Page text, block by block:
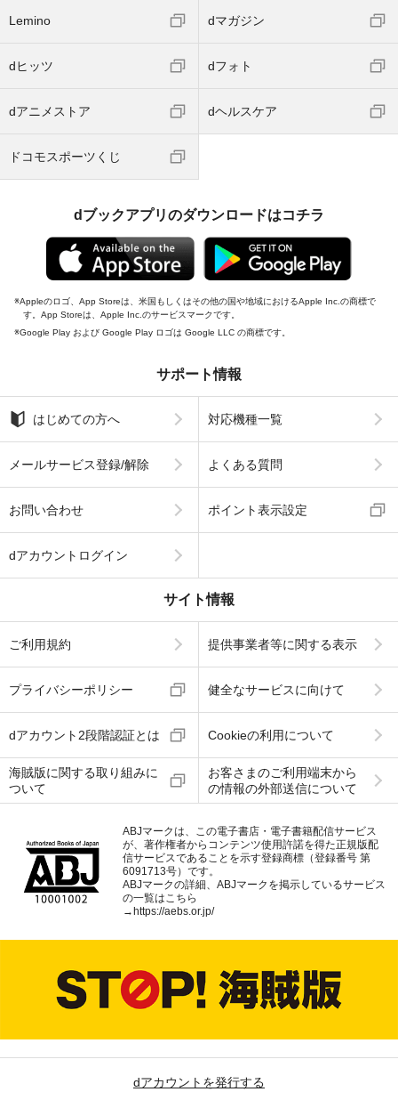
Lemino dマガジン
dヒッツ dフォト
dアニメストア dヘルスケア
ドコモスポーツくじ
dブックアプリのダウンロードはコチラ
Appleのロゴ、App Storeは、米国もしくはその他の国や地域におけるApple Inc.の商標で
す。App Storeは、Apple Inc.のサービスマークです。
Google Play および Google Play ロゴは Google LLC の商標です。
サポート情報
はじめての方へ 対応機種一覧
メールサービス登録/解除 よくある質問
お問い合わせ ポイント表示設定
dアカウントログイン
サイト情報
ご利用規約 提供事業者等に関する表示
プライバシーポリシー 健全なサービスに向けて
dアカウント2段階認証とは Cookieの利用について
海賊版に関する取り組みに
ついて
お客さまのご利用端末から
の情報の外部送信について
ABJマークは、この電子書店・電子書籍配信サービス
が、著作権者からコンテンツ使用許諾を得た正規版配
信サービスであることを示す登録商標（登録番号 第
6091713号）です。
ABJマークの詳細、ABJマークを掲示しているサービス
の一覧はこちら
→ https://aebs.or.jp/
dアカウントを発行する